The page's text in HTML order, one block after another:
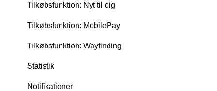
Tilkøbsfunktion: Nyt til dig
Tilkøbsfunktion: MobilePay
Tilkøbsfunktion: Wayfinding
Statistik
Notifikationer